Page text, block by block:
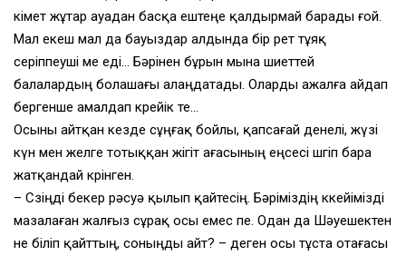
өкімет жұтар ауадан басқа ештеңе қалдырмай барады ғой.
Мал екеш мал да бауыздар алдында бір рет тұяқ
серіппеуші ме еді… Бәрінен бұрын мына шиеттей
балалардың болашағы алаңдатады. Оларды ажалға айдап
бергенше амалдап көрейік те…
Осыны айтқан кезде сұңғақ бойлы, қапсағай денелі, жүзі
күн мен желге тотыққан жігіт ағасының еңсесі шөгіп бара
жатқандай көрінген.
– Сөзіңді бекер рәсуә қылып қайтесің. Бәріміздің көкейімізді
мазалаған жалғыз сұрақ осы емес пе. Одан да Шәуешектен
не біліп қайттың, соныңды айт? – деген осы тұста отағасы